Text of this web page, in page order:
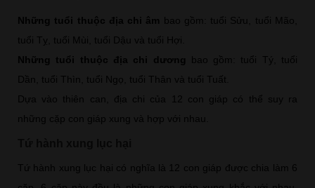
Những tuổi thuộc địa chi âm bao gồm: tuổi Sửu, tuổi Mão,
tuổi Tỵ, tuổi Mùi, tuổi Dậu và tuổi Hợi.
Những tuổi thuộc địa chi dương bao gồm: tuổi Tý, tuổi
Dần, tuổi Thìn, tuổi Ngọ, tuổi Thân và tuổi Tuất.
Dựa vào thiên can, địa chi của 12 con giáp có thể suy ra
những cặp con giáp xung và hợp với nhau.
Tứ hành xung lục hại có nghĩa là 12 con giáp được chia làm 6